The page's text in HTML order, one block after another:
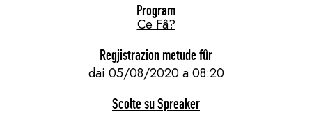
Program
Ce Fâ?
Regjistrazion metude fûr
dai 05/08/2020 a 08:20
Scolte su Spreaker